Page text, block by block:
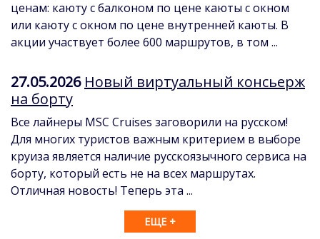
ценам: каюту с балконом по цене каюты с окном
или каюту с окном по цене внутренней каюты. В
акции участвует более 600 маршрутов, в том ...
27.05.2026 Новый виртуальный консьерж
на борту
Все лайнеры MSC Cruises заговорили на русском!
Для многих туристов важным критерием в выборе
круиза является наличие русскоязычного сервиса на
борту, который есть не на всех маршрутах.
Отличная новость! Теперь эта ...
ЕЩЕ +